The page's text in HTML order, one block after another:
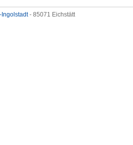
Ingolstadt- 85071 Eichstätt